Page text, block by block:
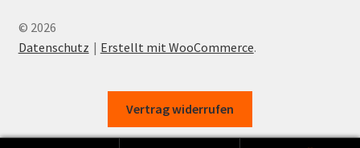
© 2026
Datenschutz
Erstellt mit WooCommerce.
Vertrag widerrufen